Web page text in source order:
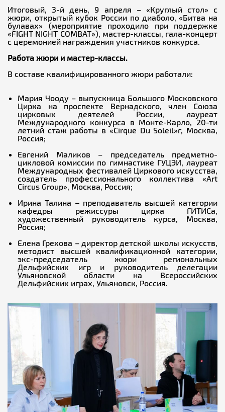
Итоговый, 3-й день, 9 апреля – «Круглый стол» с
жюри, открытый кубок России по диаболо, «Битва на
булавах» (мероприятие проходило при поддержке
«FIGHT NIGHT COMBAT»), мастер-классы, гала-концерт
с церемонией награждения участников конкурса.
Работа жюри и мастер-классы.
В составе квалифицированного жюри работали:
Мария Чооду – выпускница Большого Московского
Цирка на проспекте Вернадского, член Союза
цирковых деятелей России, лауреат
Международного конкурса в Монте-Карло, 20-ти
летний стаж работы в «Cirque Du Soleil»г, Москва,
Россия;
Евгений Маликов – председатель предметно-
цикловой комиссии по гимнастике ГУЦЭИ, лауреат
Международных фестивалей Циркового искусства,
создатель профессионального коллектива «Art
Circus Group», Москва, Россия;
Ирина Талина – преподаватель высшей категории
кафедры режиссуры цирка ГИТИСа,
художественный руководитель курса, Москва,
Россия;
Елена Грехова – директор детской школы искусств,
методист высшей квалификационной категории,
экс-председатель жюри региональных
Дельфийских игр и руководитель делегации
Ульяновской области на Всероссийских
Дельфийских играх, Ульяновск, Россия.